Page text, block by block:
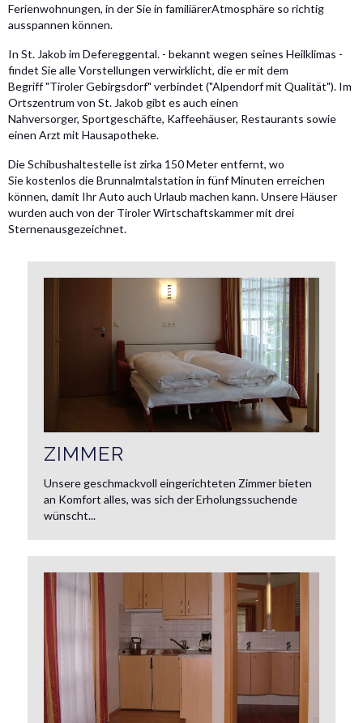
Ferienwohnungen, in der Sie in familiärerAtmosphäre so richtig
ausspannen können.
In St. Jakob im Defereggental. - bekannt wegen seines Heilklimas -
findet Sie alle Vorstellungen verwirklicht, die er mit dem
Begriff "Tiroler Gebirgsdorf" verbindet ("Alpendorf mit Qualität"). Im
Ortszentrum von St. Jakob gibt es auch einen
Nahversorger, Sportgeschäfte, Kaffeehäuser, Restaurants sowie
einen Arzt mit Hausapotheke.
Die Schibushaltestelle ist zirka 150 Meter entfernt, wo
Sie kostenlos die Brunnalmtalstation in fünf Minuten erreichen
können, damit Ihr Auto auch Urlaub machen kann. Unsere Häuser
wurden auch von der Tiroler Wirtschaftskammer mit drei
Sternenausgezeichnet.
ZIMMER
Unsere geschmackvoll eingerichteten Zimmer bieten
an Komfort alles, was sich der Erholungssuchende
wünscht...